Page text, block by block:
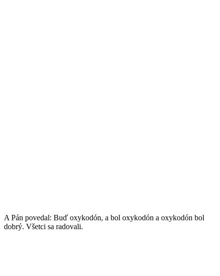
A Pán povedal: Buď oxykodón, a bol oxykodón a oxykodón bol
dobrý. Všetci sa radovali.